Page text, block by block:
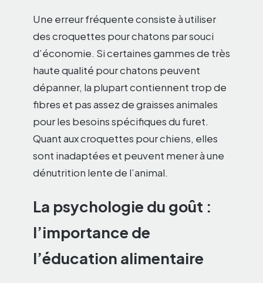
Une erreur fréquente consiste à utiliser
des croquettes pour chatons par souci
d’économie. Si certaines gammes de très
haute qualité pour chatons peuvent
dépanner, la plupart contiennent trop de
fibres et pas assez de graisses animales
pour les besoins spécifiques du furet.
Quant aux croquettes pour chiens, elles
sont inadaptées et peuvent mener à une
dénutrition lente de l’animal.
La psychologie du goût :
l’importance de
l’éducation alimentaire